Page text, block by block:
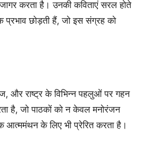
करता है। उनकी कविताएं सरल होते
प्रभाव छोड़ती हैं, जो इस संग्रह को
और राष्ट्र के विभिन्न पहलुओं पर गहन
है, जो पाठकों को न केवल मनोरंजन
आत्ममंथन के लिए भी प्रेरित करता है।